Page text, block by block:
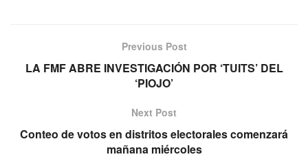
Previous Post
LA FMF ABRE INVESTIGACIÓN POR ‘TUITS’ DEL
‘PIOJO’
Next Post
Conteo de votos en distritos electorales comenzará
mañana miércoles